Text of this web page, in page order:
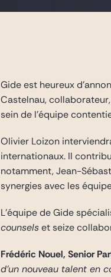
Gide est heureux
Castelnau,
sein de l’équipe
Olivier Loizon
internationaux. Il
notamment, Jean-
synergies avec les
L’équipe de Gide
counselset seize
Frédéric Nouel, Senior
d’un nouveau talent en